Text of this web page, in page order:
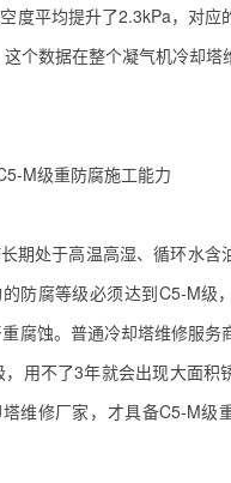
度平均提升了2.3kPa，对应
个数据在整个‌凝气机冷却塔
M级重防腐施工能力
期处于高温高湿、循环水含
防腐等级必须达到C5-M级
腐蚀。普通冷却塔维修服务
，用不了3年就会出现大面积
维修厂家‌，才具备C5-M级